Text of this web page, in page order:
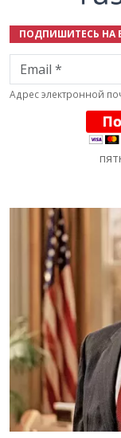
ПОДПИШИТЕСЬ НА
Email
Адрес электронной